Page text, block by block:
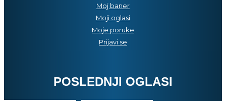
Moj baner
Moji oglasi
Moje poruke
Prijavi se
POSLEDNJI OGLASI